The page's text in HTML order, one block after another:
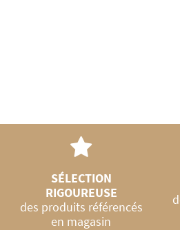
SÉLECTION
RIGOUREUSE
des produits référencés
en magasin